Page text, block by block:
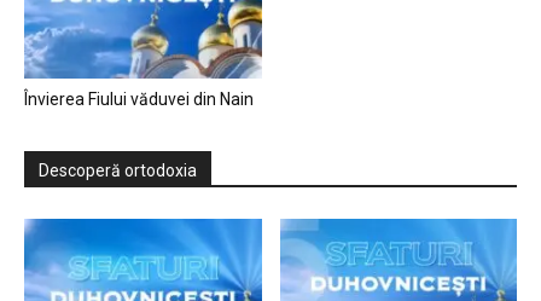
Învierea Fiului văduvei din Nain
Descoperă ortodoxia